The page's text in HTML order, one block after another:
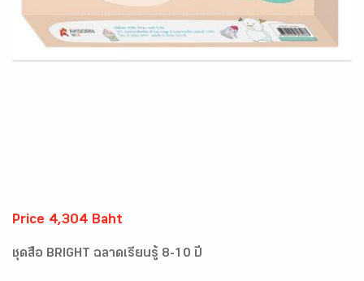
Price 4,304 Baht
ชุดสื่อ BRIGHT ฉลาดเรียนรู้ 8-10 ปี